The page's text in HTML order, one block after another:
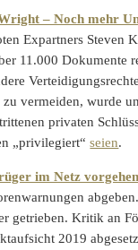
– Noch mehr
Expartners Steven
11.000 Dokumente
vermeiden, wurde
privaten
„privilegiert“seien.
im Netz
getrieben. Kritik an
2019